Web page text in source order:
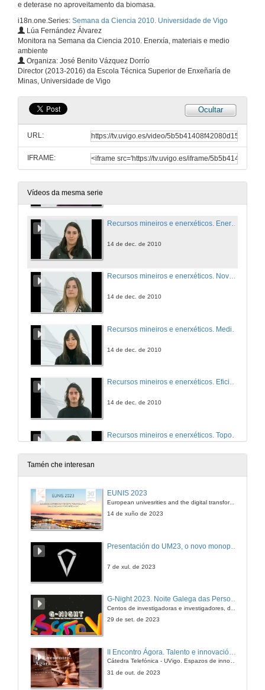
e deterase no aproveitamento da biomasa.
i18n.one.Series: Semana da Ciencia 2010. Universidade de Vigo
Lúa Fernández Álvarez
Monitora na Semana da Ciencia 2010. Enerxía, materiais e medio
ambiente
Organiza: José Benito Vázquez Dorrío
Director (2013-2016) da Escola Técnica Superior de Enxeñaría de
Minas, Universidade de Vigo
Ocultar
URL:
IFRAME:
Vídeos da mesma serie
Recursos mineiros e enerxéticos. Introdución
14 de dec. de 2010
Recursos mineiros e enerxéticos. Novos materiais
14 de dec. de 2010
14 de dec. de 2010
Recursos mineiros e enerxéticos. Eficiencia enerxética e termografía
14 de dec. de 2010
14 de dec. de 2010
Tamén che interesan
EUNIS 2023
European univesrities and the digital transformation: challenges and opportunities ahead
14 de xuño de 2023
7 de xul. de 2023
G-Night 2023. Noite Galega das Persoas Investigadoras. Conciencias creativas
29 de set. de 2023
Cátedra Telefónica - UVigo. Espazos de innovación
31 de out. de 2023